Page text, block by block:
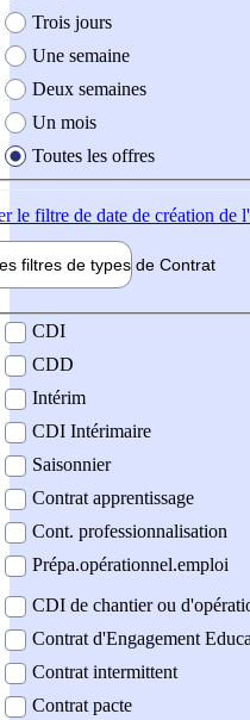
Trois jours
Une semaine
Deux semaines
Un mois
Toutes les offres
le filtre de date de création de
filtres de types de Contrat
contrat
CDI
CDD
Intérim
CDI Intérimaire
Saisonnier
Contrat apprentissage
Cont. professionnalisation
Prépa.opérationnel.emploi
CDI de chantier ou
Contrat d'Engagement
Contrat intermittent
Contrat pacte